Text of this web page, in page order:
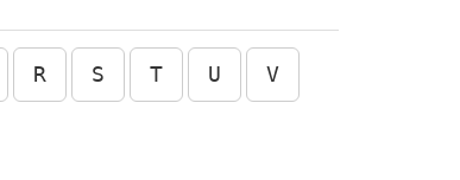
R S T U V